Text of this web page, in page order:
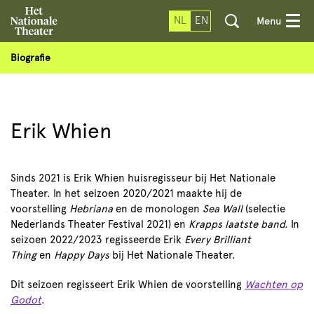
NL EN Menu
Biografie
Erik Whien
Sinds 2021 is Erik Whien huisregisseur bij Het Nationale
Theater. In het seizoen 2020/2021 maakte hij de
voorstelling Hebriana en de monologen Sea Wall(selectie
Nederlands Theater Festival 2021) en Krapps laatste band. In
seizoen 2022/2023 regisseerde Erik Every Brilliant
Thingen Happy Days bij Het Nationale Theater.
Dit seizoen regisseert Erik Whien de voorstelling Wachten op
Godot.